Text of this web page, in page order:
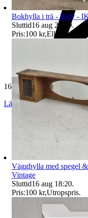
165 062 omdömen
Läs omdömen Följ
Bokhylla i trä - Billy -
Sluttid16 aug 21:29.
Pris:100 kr,Eller Köp nu
Vägghylla med spegel
Vintage
Sluttid16 aug 18:20.
Pris:100 kr,Utropspris.